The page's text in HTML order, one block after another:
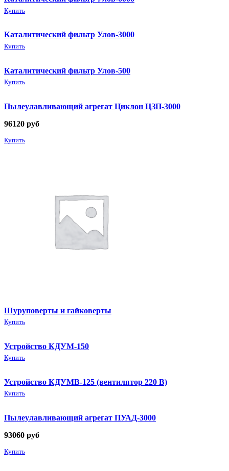
Купить
Каталитический фильтр Улов-3000
Купить
Каталитический фильтр Улов-500
Купить
Пылеулавливающий агрегат Циклон ЦЗП-3000
96120 руб
Купить
Шуруповерты и гайковерты
Купить
Устройство КДУМ-150
Купить
Устройство КДУМВ-125 (вентилятор 220 В)
Купить
Пылеулавливающий агрегат ПУАД-3000
93060 руб
Купить